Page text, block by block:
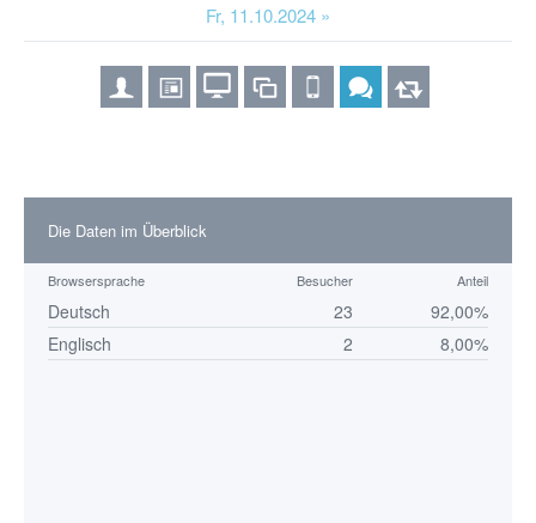
Fr, 11.10.2024 »
Die Daten im Überblick
Browsersprache Besucher Anteil
Deutsch 23
92,00%
Englisch
2 8,00%